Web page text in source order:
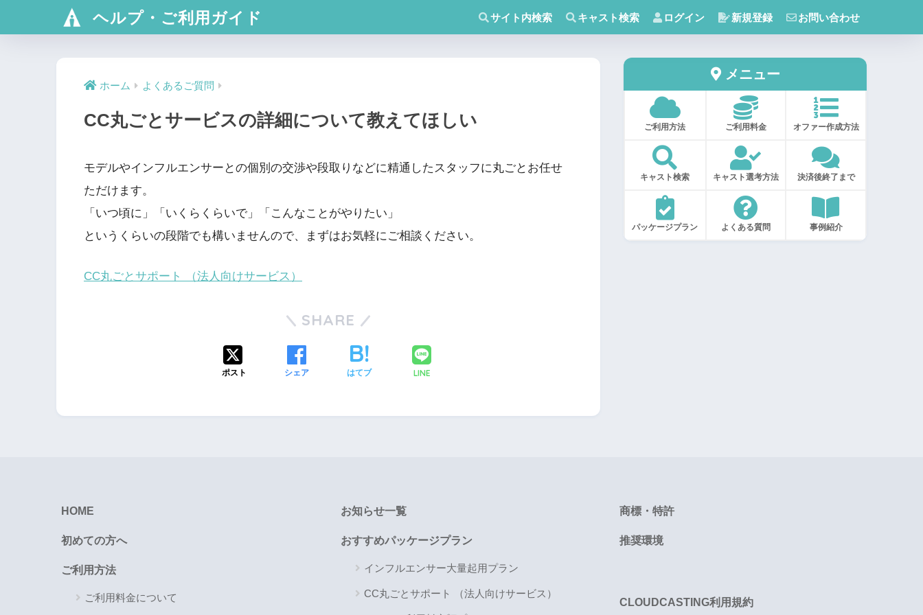
ヘルプ・ご利用ガイド サイト内検索 キャスト検索 ログイン 新規登録 お問い合わせ
ホーム よくあるご質問
CC丸ごとサービスの詳細について教えてほしい
モデルやインフルエンサーとの個別の交渉や段取りなどに精通したスタッフに丸ごとお任せ
ただけます。
「いつ頃に」「いくらくらいで」「こんなことがやりたい」
というくらいの段階でも構いませんので、まずはお気軽にご相談ください。
CC丸ごとサポート （法人向けサービス）
SHARE
ポスト シェア はてブ LINE
メニュー
ご利用方法 ご利用料金 オファー作成方法
キャスト検索 キャスト選考方法 決済後終了まで
パッケージプラン よくある質問 事例紹介
HOME
初めての方へ
ご利用方法
ご利用料金について
お知らせ一覧
おすすめパッケージプラン
インフルエンサー大量起用プラン
CC丸ごとサポート （法人向けサービス）
商標・特許
推奨環境
CLOUDCASTING利用規約